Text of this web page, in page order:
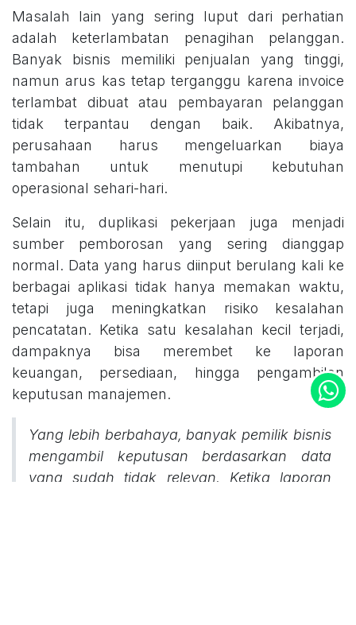
Masalah lain yang sering luput dari perhatian
adalah keterlambatan penagihan pelanggan.
Banyak bisnis memiliki penjualan yang tinggi,
namun arus kas tetap terganggu karena invoice
terlambat dibuat atau pembayaran pelanggan
tidak terpantau dengan baik. Akibatnya,
perusahaan harus mengeluarkan biaya
tambahan untuk menutupi kebutuhan
operasional sehari-hari.
Selain itu, duplikasi pekerjaan juga menjadi
sumber pemborosan yang sering dianggap
normal. Data yang harus diinput berulang kali ke
berbagai aplikasi tidak hanya memakan waktu,
tetapi juga meningkatkan risiko kesalahan
pencatatan. Ketika satu kesalahan kecil terjadi,
dampaknya bisa merembet ke laporan
keuangan, persediaan, hingga pengambilan
keputusan manajemen.
Yang lebih berbahaya, banyak pemilik bisnis
mengambil keputusan berdasarkan data
yang sudah tidak relevan. Ketika laporan